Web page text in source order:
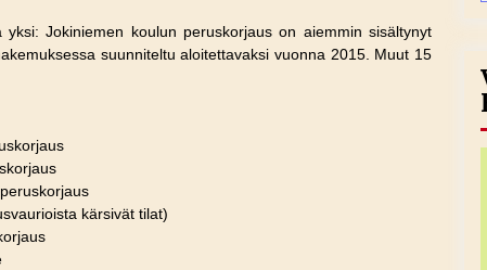
Jokiniemen koulun peruskorjaus on aiemmin sisältynyt
suunniteltu aloitettavaksi vuonna 2015. Muut 15
kärsivät tilat)